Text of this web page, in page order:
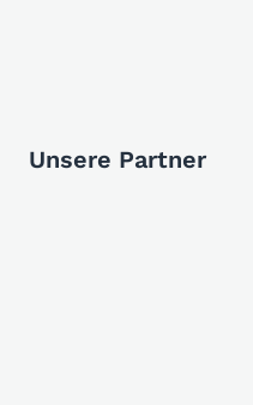
Unsere Partner